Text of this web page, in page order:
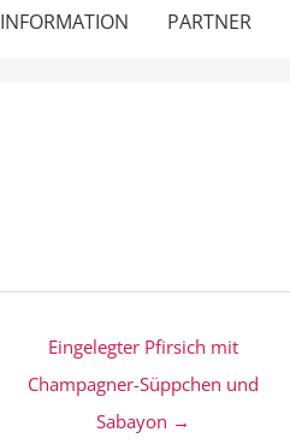
INFORMATION PARTNER
Eingelegter Pfirsich mit
Champagner-Süppchen und
Sabayon →